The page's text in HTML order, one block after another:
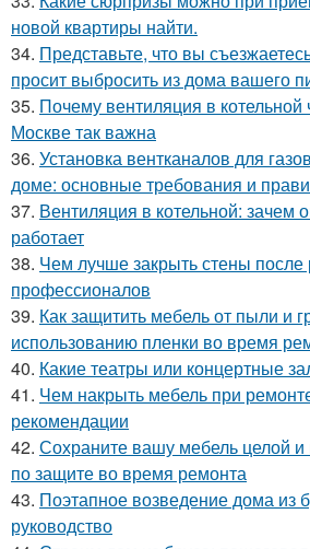
новой квартиры найти.
34. Представьте, что вы
просит выбросить из дома вашего
35. Почему вентиляция в котельной
Москве так важна
36. Установка вентканалов для
доме: основные требования и
37. Вентиляция в котельной: зачем
работает
38. Чем лучше закрыть стены после
профессионалов
39. Как защитить мебель от пыли и
использованию пленки во время
40. Какие театры или концертные
41. Чем накрыть мебель при
рекомендации
42. Сохраните вашу мебель целой
по защите во время ремонта
43. Поэтапное возведение дома из
руководство